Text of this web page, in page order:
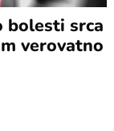
bolesti srca
verovatno